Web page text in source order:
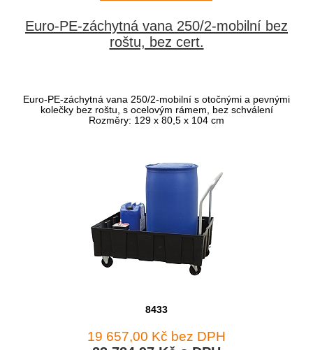
Euro-PE-záchytná vana 250/2-mobilní bez
roštu, bez cert.
Euro-PE-záchytná vana 250/2-mobilní s otočnými a pevnými
kolečky bez roštu, s ocelovým rámem, bez schválení
Rozměry: 129 x 80,5 x 104 cm
8433
19 657,00 Kč bez DPH